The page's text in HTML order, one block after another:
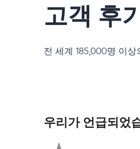
고객 후
전 세계 185,000명 이
우리가 언급되었